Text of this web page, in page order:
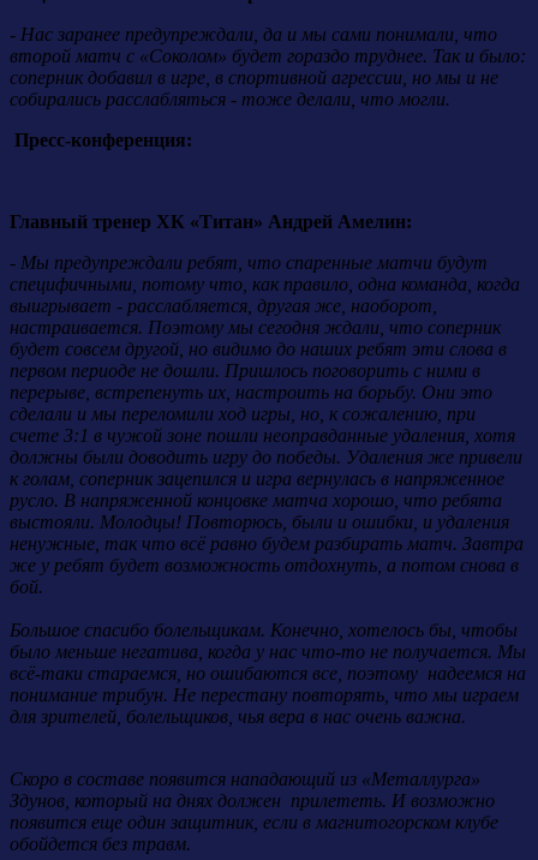
- Нас заранее предупреждали, да и мы сами понимали, что
второй матч с «Соколом» будет гораздо труднее. Так и было:
соперник добавил в игре, в спортивной агрессии, но мы и не
собирались расслабляться - тоже делали, что могли.
Пресс-конференция:
Главный тренер ХК «Титан» Андрей Амелин:
- Мы предупреждали ребят, что спаренные матчи будут
специфичными, потому что, как правило, одна команда, когда
выигрывает - расслабляется, другая же, наоборот,
настраивается. Поэтому мы сегодня ждали, что соперник
будет совсем другой, но видимо до наших ребят эти слова в
первом периоде не дошли. Пришлось поговорить с ними в
перерыве, встрепенуть их, настроить на борьбу. Они это
сделали и мы переломили ход игры, но, к сожалению, при
счете 3:1 в чужой зоне пошли неоправданные удаления, хотя
должны были доводить игру до победы. Удаления же привели
к голам, соперник зацепился и игра вернулась в напряженное
русло. В напряженной концовке матча хорошо, что ребята
выстояли. Молодцы! Повторюсь, были и ошибки, и удаления
ненужные, так что всё равно будем разбирать матч. Завтра
же у ребят будет возможность отдохнуть, а потом снова в
бой.
Большое спасибо болельщикам. Конечно, хотелось бы, чтобы
было меньше негатива, когда у нас что-то не получается. Мы
всё-таки стараемся, но ошибаются все, поэтому надеемся на
понимание трибун. Не перестану повторять, что мы играем
для зрителей, болельщиков, чья вера в нас очень важна.
Скоро в составе появится нападающий из «Металлурга»
Здунов, который на днях должен прилететь. И возможно
появится еще один защитник, если в магнитогорском клубе
обойдется без травм.